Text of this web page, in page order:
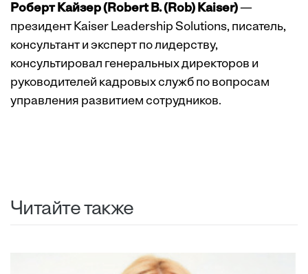
Роберт Кайзер (Robert B. (Rob) Kaiser)—
президент Kaiser Leadership Solutions, писатель,
консультант и эксперт по лидерству,
консультировал генеральных директоров и
руководителей кадровых служб по вопросам
управления развитием сотрудников.
Читайте также